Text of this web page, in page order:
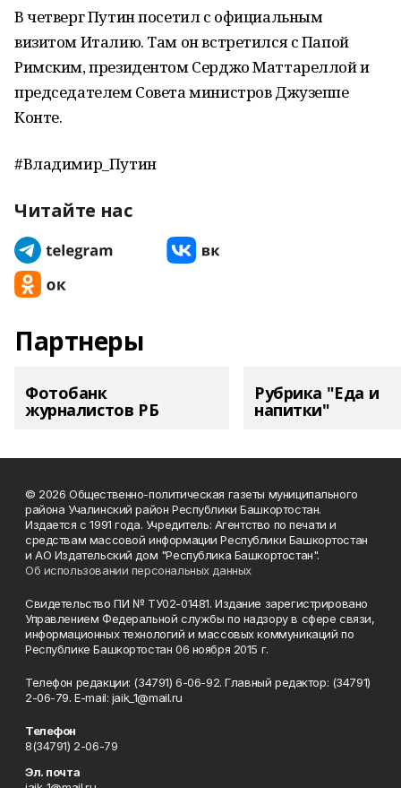
В четверг Путин посетил с официальным
визитом Италию. Там он встретился с Папой
Римским, президентом Серджо Маттареллой и
председателем Совета министров Джузеппе
Конте.
#Владимир_Путин
Читайте нас
Партнеры
Фотобанк
журналистов РБ
Рубрика "Еда и
напитки"
© 2026 Общественно-политическая газеты муниципального
района Учалинский район Республики Башкортостан.
Издается с 1991 года. Учредитель: Агентство по печати и
средствам массовой информации Республики Башкортостан
и АО Издательский дом "Республика Башкортостан".
Об использовании персональных данных
Свидетельство ПИ № ТУ02-01481. Издание зарегистрировано
Управлением Федеральной службы по надзору в сфере связи,
информационных технологий и массовых коммуникаций по
Республике Башкортостан 06 ноября 2015 г.
Телефон редакции: (34791) 6-06-92. Главный редактор: (34791)
2-06-79. Е-mаil: jaik_1@mail.ru
Телефон
8(34791) 2-06-79
Эл. почта